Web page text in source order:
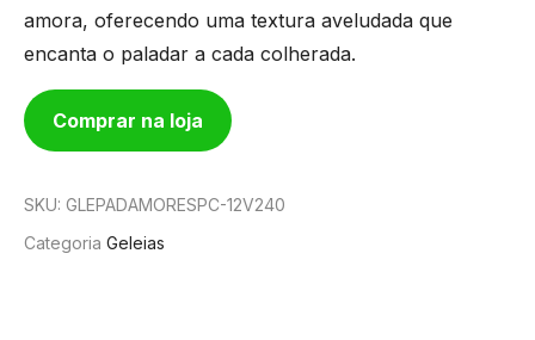
amora, oferecendo uma textura aveludada que
encanta o paladar a cada colherada.
Comprar na loja
SKU: GLEPADAMORESPC-12V240
Categoria Geleias